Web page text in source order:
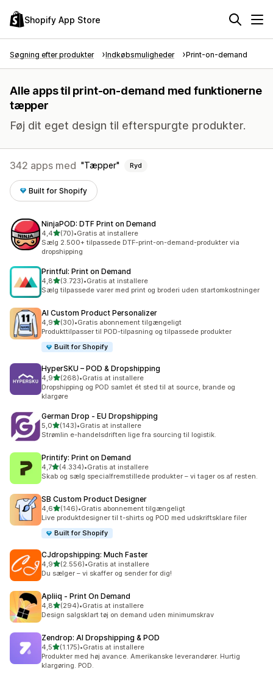
Shopify App Store
Søgning efter produkter Indkøbsmuligheder Print-on-demand
Alle apps til print-on-demand med funktionerne
tæpper
Føj dit eget design til efterspurgte produkter.
342 apps med Tæpper Ryd
Built for Shopify
NinjaPOD: DTF Print on Demand
4,4ud af 5 stjerner
(70)
70 anmeldelser i alt
•Gratis at installere
Sælg 2.500+ tilpassede DTF-print-on-demand-produkter via
dropshipping
Printful: Print on Demand
4,8ud af 5 stjerner
(3.723)
3723 anmeldelser i alt
•Gratis at installere
Sælg tilpassede varer med print og broderi uden startomkostninger
AI Custom Product Personalizer
4,9ud af 5 stjerner
(30)
30 anmeldelser i alt
•Gratis abonnement tilgængeligt
Produkttilpasser til POD-tilpasning og tilpassede produkter
Built for Shopify
HyperSKU – POD & Dropshipping
4,9ud af 5 stjerner
(268)
268 anmeldelser i alt
•Gratis at installere
Dropshipping og POD samlet ét sted til at source, brande og
klargøre
German Drop ‑ EU Dropshipping
5,0ud af 5 stjerner
(143)
143 anmeldelser i alt
•Gratis at installere
Strømlin e-handelsdriften lige fra sourcing til logistik.
Printify: Print on Demand
4,7ud af 5 stjerner
(4.334)
4334 anmeldelser i alt
•Gratis at installere
Skab og sælg specialfremstillede produkter – vi tager os af resten.
SB Custom Product Designer
4,6ud af 5 stjerner
(146)
146 anmeldelser i alt
•Gratis abonnement tilgængeligt
Live produktdesigner til t-shirts og POD med udskriftsklare filer
Built for Shopify
CJdropshipping: Much Faster
4,9ud af 5 stjerner
(2.556)
2556 anmeldelser i alt
•Gratis at installere
Du sælger – vi skaffer og sender for dig!
Apliiq ‑ Print On Demand
4,8ud af 5 stjerner
(294)
294 anmeldelser i alt
•Gratis at installere
Design salgsklart tøj on demand uden minimumskrav
Zendrop: AI Dropshipping & POD
4,5ud af 5 stjerner
(1.175)
1175 anmeldelser i alt
•Gratis at installere
Produkter med høj avance. Amerikanske leverandører. Hurtig
klargøring. POD.